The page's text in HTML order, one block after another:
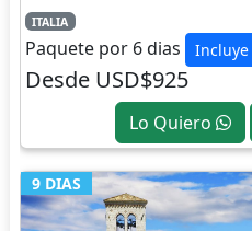
ITALIA
Paquete por 6 dias Incluye
Desde USD$925
Lo Quiero
9 DIAS